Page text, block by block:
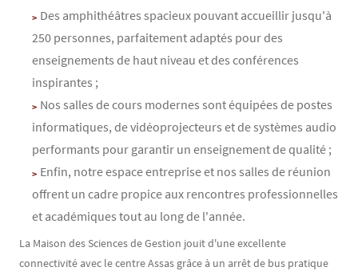
Des amphithéâtres spacieux pouvant accueillir jusqu'à
250 personnes, parfaitement adaptés pour des
enseignements de haut niveau et des conférences
inspirantes ;
Nos salles de cours modernes sont équipées de postes
informatiques, de vidéoprojecteurs et de systèmes audio
performants pour garantir un enseignement de qualité ;
Enfin, notre espace entreprise et nos salles de réunion
offrent un cadre propice aux rencontres professionnelles
et académiques tout au long de l'année.
La Maison des Sciences de Gestion jouit d'une excellente
connectivité avec le centre Assas grâce à un arrêt de bus pratique